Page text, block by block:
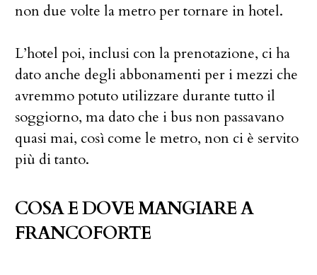
non due volte la metro per tornare in hotel.
L’hotel poi, inclusi con la prenotazione, ci ha
dato anche degli abbonamenti per i mezzi che
avremmo potuto utilizzare durante tutto il
soggiorno, ma dato che i bus non passavano
quasi mai, così come le metro, non ci è servito
più di tanto.
COSA E DOVE MANGIARE A
FRANCOFORTE